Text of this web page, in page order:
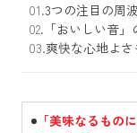
3つの注目の周
「おいしい音
爽快な心地よ
「美味なるもの